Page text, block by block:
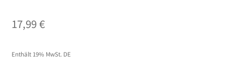
17,99€
Enthält 19% MwSt. DE